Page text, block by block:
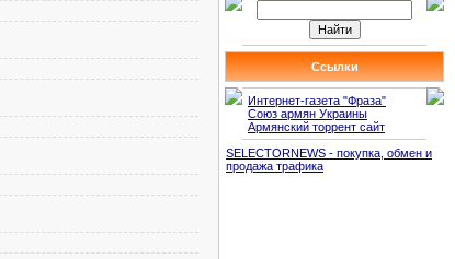
Ссылки
Интернет-газета "Фраза"
Союз армян Украины
Армянский торрент сайт
SELECTORNEWS - покупка, обмен и
продажа трафика